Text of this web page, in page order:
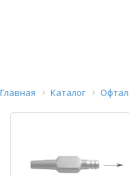
Главная Каталог